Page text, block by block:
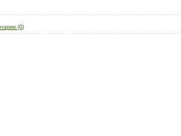
(0)